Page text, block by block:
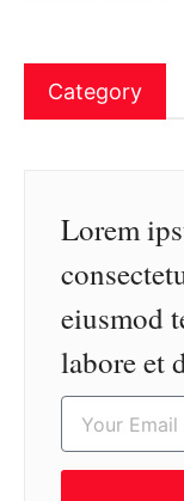
Category
Lorem
eiusmod
labore et